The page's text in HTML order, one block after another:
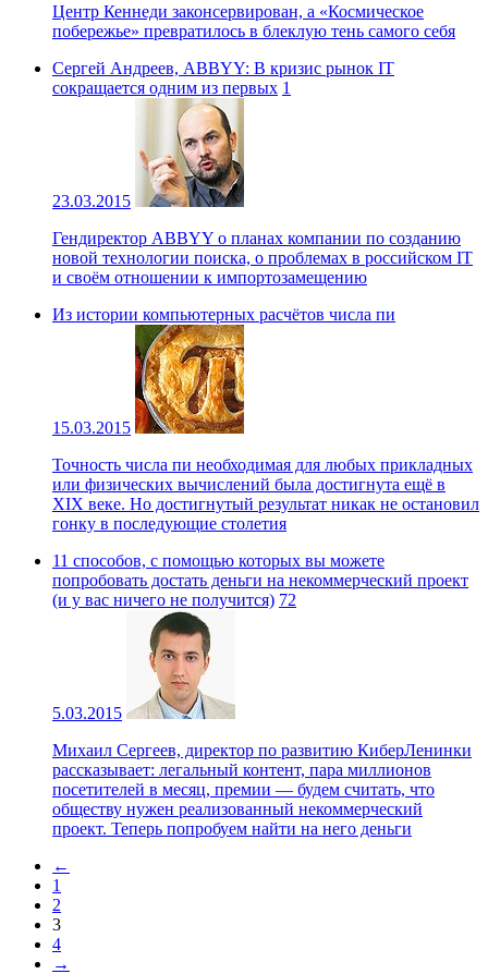
Центр Кеннеди законсервирован, а «Космическое
побережье» превратилось в блеклую тень самого себя
Сергей Андреев, ABBYY: В кризис рынок IT
сокращается одним из первых 1
23.03.2015
Гендиректор ABBYY о планах компании по созданию
новой технологии поиска, о проблемах в российском IT
и своём отношении к импортозамещению
Из истории компьютерных расчётов числа пи
15.03.2015
Точность числа пи необходимая для любых прикладных
или физических вычислений была достигнута ещё в
XIX веке. Но достигнутый результат никак не остановил
гонку в последующие столетия
11 способов, с помощью которых вы можете
попробовать достать деньги на некоммерческий проект
(и у вас ничего не получится) 72
5.03.2015
Михаил Сергеев, директор по развитию КиберЛенинки
рассказывает: легальный контент, пара миллионов
посетителей в месяц, премии — будем считать, что
обществу нужен реализованный некоммерческий
проект. Теперь попробуем найти на него деньги
←
1
2
3
4
→